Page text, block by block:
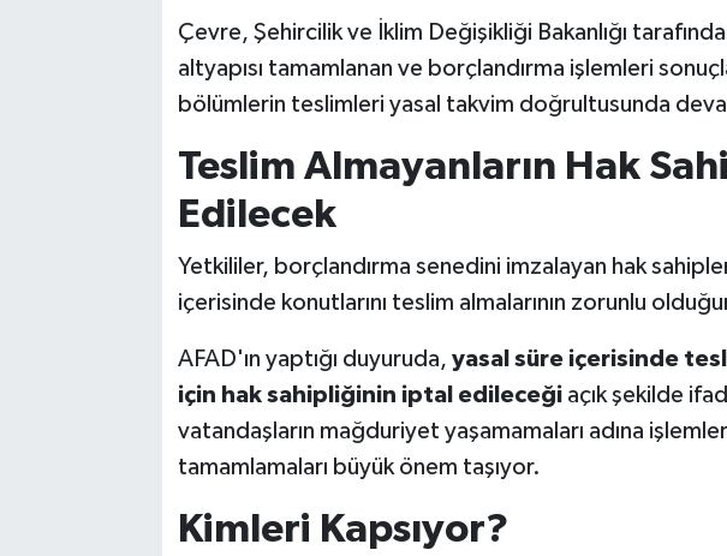
Çevre, Şehircilik ve İklim Değişikliği Bakanlığı
altyapısı tamamlanan ve borçlandırma işlemleri
bölümlerin teslimleri yasal takvim doğrultusunda
Teslim Almayanların Hak
Edilecek
Yetkililer, borçlandırma senedini imzalayan hak
içerisinde konutlarını teslim almalarının zorunlu
AFAD'ın yaptığı duyuruda, yasal süre içerisinde
için hak sahipliğinin iptal edileceğiaçık şekilde
vatandaşların mağduriyet yaşamamaları adına
tamamlamaları büyük önem taşıyor.
Kimleri Kapsıyor?